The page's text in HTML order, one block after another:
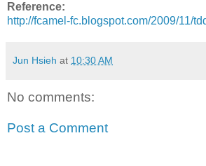
Reference:
http://fcamel-fc.blogspot.com/2009/11/
Jun Hsieh at 10:30 AM
No comments:
Post a Comment